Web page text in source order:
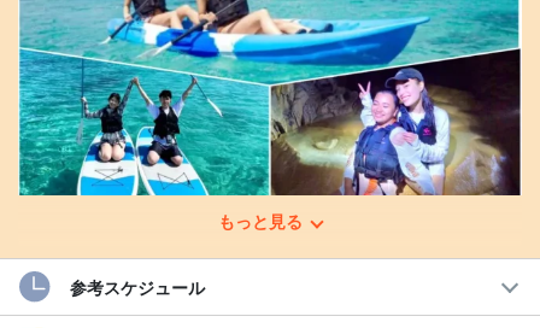
もっと見る
参考スケジュール